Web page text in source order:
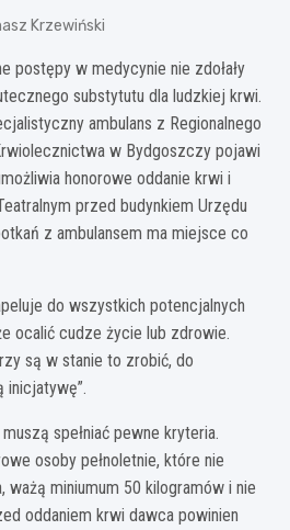
Krzewiński
postępy w medycynie nie zdołały
substytutu dla ludzkiej krwi.
ambulans z Regionalnego
w Bydgoszczy pojawi
honorowe oddanie krwi i
przed budynkiem Urzędu
z ambulansem ma miejsce co
do wszystkich potencjalnych
ocalić cudze życie lub zdrowie.
są w stanie to zrobić, do
inicjatywę”.
spełniać pewne kryteria.
osoby pełnoletnie, które nie
ważą miniumum 50 kilogramów i nie
oddaniem krwi dawca powinien